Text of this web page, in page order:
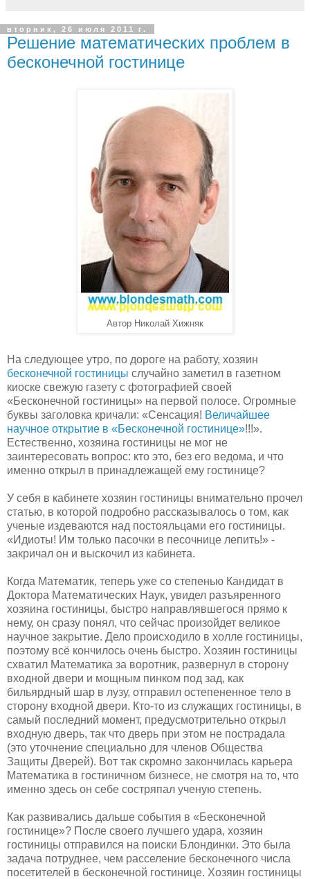
вторник, 26 июля 2011 г.
Решение математических проблем в
бесконечной гостинице
Автор Николай Хижняк
На следующее утро, по дороге на работу, хозяин
бесконечной гостиницы случайно заметил в газетном
киоске свежую газету с фотографией своей
«Бесконечной гостиницы» на первой полосе. Огромные
буквы заголовка кричали: «Сенсация! Величайшее
научное открытие в «Бесконечной гостинице»!!!».
Естественно, хозяина гостиницы не мог не
заинтересовать вопрос: кто это, без его ведома, и что
именно открыл в принадлежащей ему гостинице?
У себя в кабинете хозяин гостиницы внимательно прочел
статью, в которой подробно рассказывалось о том, как
ученые издеваются над постояльцами его гостиницы.
«Идиоты! Им только пасочки в песочнице лепить!» -
закричал он и выскочил из кабинета.
Когда Математик, теперь уже со степенью Кандидат в
Доктора Математических Наук, увидел разъяренного
хозяина гостиницы, быстро направлявшегося прямо к
нему, он сразу понял, что сейчас произойдет великое
научное закрытие. Дело происходило в холле гостиницы,
поэтому всё кончилось очень быстро. Хозяин гостиницы
схватил Математика за воротник, развернул в сторону
входной двери и мощным пинком под зад, как
бильярдный шар в лузу, отправил остепененное тело в
сторону входной двери. Кто-то из служащих гостиницы, в
самый последний момент, предусмотрительно открыл
входную дверь, так что дверь при этом не пострадала
(это уточнение специально для членов Общества
Защиты Дверей). Вот так скромно закончилась карьера
Математика в гостиничном бизнесе, не смотря на то, что
именно здесь он себе состряпал ученую степень.
Как развивались дальше события в «Бесконечной
гостинице»? После своего лучшего удара, хозяин
гостиницы отправился на поиски Блондинки. Это была
задача потруднее, чем расселение бесконечного числа
посетителей в бесконечной гостинице. Хозяин гостиницы